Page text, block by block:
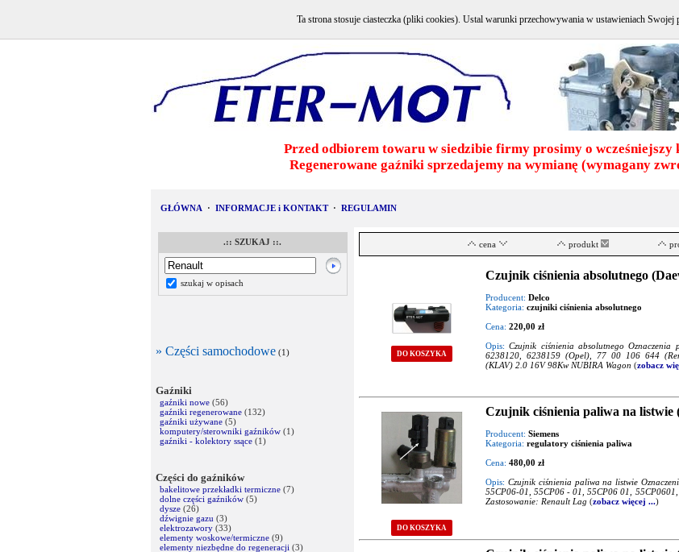
Przed odbiorem towaru w siedzibie firmy prosimy o wcześniejszy
Regenerowane gaźniki sprzedajemy na wymianę (wymagany
GŁÓWNA · INFORMACJE i KONTAKT · REGULAMIN
.:: SZUKAJ ::.
szukaj w opisach
» Części samochodowe (1)
Gaźniki
gaźniki nowe (56)
gaźniki regenerowane (132)
gaźniki używane (5)
komputery/sterowniki gaźników (1)
gaźniki - kolektory ssące (1)
Części do gaźników
bakelitowe przekładki termiczne (7)
dolne części gaźników (5)
dysze (26)
dźwignie gazu (3)
elektrozawory (33)
elementy woskowe/termiczne (9)
elementy niezbędne do regeneracji (3)
cena produkt
DO KOSZYKA
Czujnik ciśnienia absolutnego
Producent: Delco
Kategoria: czujniki ciśnienia absolutnego
Cena: 220,00 zł
Opis: Czujnik ciśnienia absolutnego
6238120, 6238159 (Opel), 77 00 106 644
(KLAV) 2.0 16V 98Kw NUBIRA Wagon (zobacz
DO KOSZYKA
Czujnik ciśnienia paliwa na listwie
Producent: Siemens
Kategoria: regulatory ciśnienia paliwa
Cena: 480,00 zł
Opis: Czujnik ciśnienia paliwa na listwie
55CP06-01, 55CP06 - 01, 55CP06 01,
Zastosowanie: Renault Lag (zobacz więcej ...)
Ta strona stosuje ciasteczka (pliki cookies). Ustal warunki przechowywania w ustawieniach Swojej